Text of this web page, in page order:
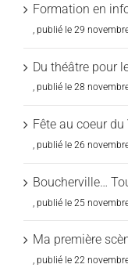
Formation en
29
Du théâtre pour
28
Fête au coeur
26
Boucherville…
25
Ma première
22